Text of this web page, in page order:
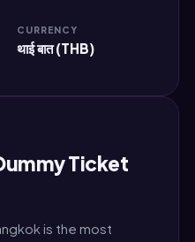
CURRENCY
थाई बात (THB)
Ticket
is the most